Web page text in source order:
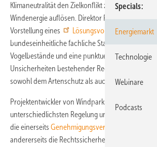
Klimaneutralität den Zielkonflikt zwischen
Windenergie auflösen. Direktor Rainer Baake
Vorstellung eines
Lösungsvorschlags: „Wir
bundeseinheitliche fachliche Standards für den
Vogelbestände und eine punktuelle Reform des
Unsicherheiten bestehender Regelungen
sowohl dem Artenschutz als auch dem
Projektentwickler von Windparks sind im
unterschiedlichsten Regelung und
die einerseits Genehmigungsverfahren
andererseits die Rechtssicherheit von
Specials
Energiemarkt
Technologie
Webinare
Podcasts